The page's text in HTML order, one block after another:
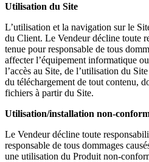
Utilisation du Site
L’utilisation et la navigation sur le
du Client. Le Vendeur décline toute
tenue pour responsable de tous
affecter l’équipement informatique
l’accès au Site, de l’utilisation du
du téléchargement de tout contenu,
fichiers à partir du Site.
Utilisation/installation non-
Le Vendeur décline toute
responsable de tous dommages
une utilisation du Produit non-